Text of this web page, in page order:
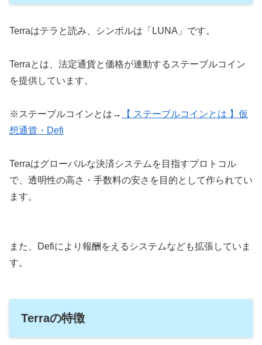
Terraはテラと読み、シンボルは「LUNA」です。
Terraとは、法定通貨と価格が連動するステーブルコイン
を提供しています。
※ステーブルコインとは→
【 ステーブルコインとは 】仮
想通貨・Defi
Terraはグローバルな決済システムを目指すプロトコル
で、透明性の高さ・手数料の安さを目的として作られてい
ます。
また、Defiにより報酬をえるシステムなども拡張していま
す。
Terraの特徴